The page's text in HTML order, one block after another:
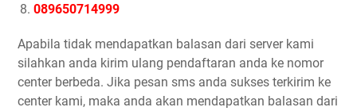
089650714999
Apabila tidak mendapatkan balasan dari server kami
silahkan anda kirim ulang pendaftaran anda ke nomor
center berbeda. Jika pesan sms anda sukses terkirim ke
center kami, maka anda akan mendapatkan balasan dari